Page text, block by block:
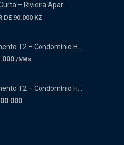
– Rivieira Apar...
DE 90.000 KZ
T2 – Condomínio H...
/Mês
T2 – Condomínio H...